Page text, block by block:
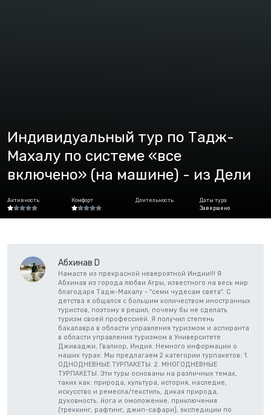
Индивидуальный тур по Тадж-
Махалу по системе «все
включено» (на машине) - из Дели
Активность Комфорт Длительность
Даты тура
Завершено
Абхинав D
Намасте из прекрасной невероятной Индии!!! Я
Абхинав из города любви Агры, известного на весь мир
благодаря Тадж-Махалу - "семи чудесам света". С
детства я общался с большим количеством иностранных
туристов, поэтому я решил, почему бы не сделать
туризм своей профессией. Я получил степень
бакалавра в области управления туризмом и аспиранта
в области управления туризмом в Университете
Дживаджи, Гвалиор, Индия. Немного информации о
наших турах: Мы предлагаем 2 категории турпакетов: 1.
ОДНОДНЕВНЫЕ ТУРПАКЕТЫ. 2. МНОГОДНЕВНЫЕ
ТУРПАКЕТЫ. Эти туры основаны на различных темах,
таких как: природа, культура, история, наследие,
искусство и ремесла/текстиль, дикая природа,
духовность, йога и омоложение, приключения
(треккинг, рафтинг, джип-сафари), экспедиции по